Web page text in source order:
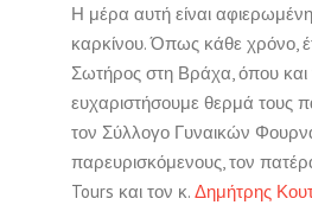
Η μέρα αυτή είναι
καρκίνου. Όπως κάθε χρόνο,
Σωτήρος στη Βράχα, όπου και
ευχαριστήσουμε θερμά τους
τον Σύλλογο Γυναικών
παρευρισκόμενους, τον
Tours και τον κ. Δημήτρης